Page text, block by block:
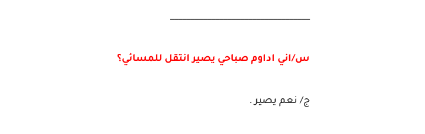
__________________________________
س/اني اداوم صباحي يصير انتقل للمسائي؟
ج/ نعم يصير .